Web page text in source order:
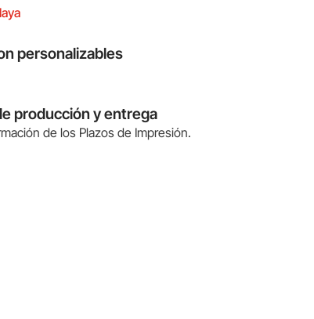
personalizables
producción y entrega
de los Plazos de Impresión.